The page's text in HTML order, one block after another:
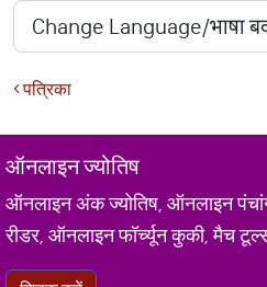
पत्रिका
ऑनलाइन ज्योतिष
ऑनलाइन अंक ज्योतिष, ऑनलाइन
रीडर, ऑनलाइन फॉर्च्यून कुकी, मैच